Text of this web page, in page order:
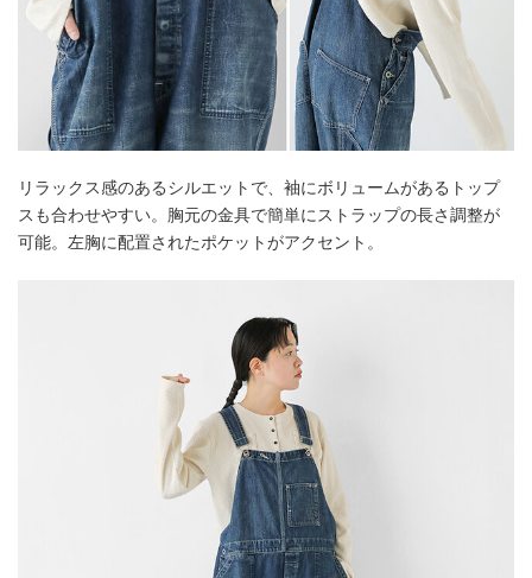
リラックス感のあるシルエットで、袖にボリュームがあるトップ
スも合わせやすい。胸元の金具で簡単にストラップの長さ調整が
可能。左胸に配置されたポケットがアクセント。